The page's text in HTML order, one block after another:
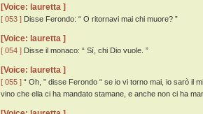
[Voice: lauretta ]
[ 053 ] Disse Ferondo: “ O ritornavi mai chi muore? ”
[Voice: lauretta ]
[ 054 ] Disse il monaco: “ Sí, chi Dio vuole. ”
[Voice: lauretta ]
[ 055 ] “ Oh, ” disse Ferondo “ se io vi torno mai, io sarò il
vino che ella ci ha mandato stamane, e anche non ci ha